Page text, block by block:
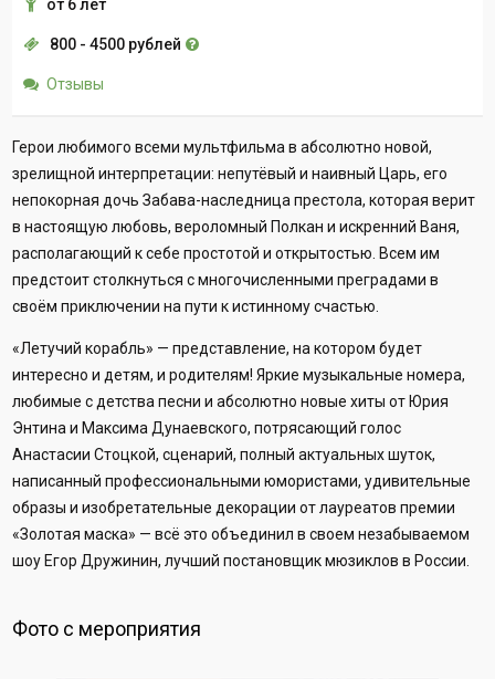
от 6 лет
800 - 4500 рублей
Отзывы
Герои любимого всеми мультфильма в абсолютно новой,
зрелищной интерпретации: непутёвый и наивный Царь, его
непокорная дочь Забава-наследница престола, которая верит
в настоящую любовь, вероломный Полкан и искренний Ваня,
располагающий к себе простотой и открытостью. Всем им
предстоит столкнуться с многочисленными преградами в
своём приключении на пути к истинному счастью.
«Летучий корабль» — представление, на котором будет
интересно и детям, и родителям! Яркие музыкальные номера,
любимые с детства песни и абсолютно новые хиты от Юрия
Энтина и Максима Дунаевского, потрясающий голос
Анастасии Стоцкой, сценарий, полный актуальных шуток,
написанный профессиональными юмористами, удивительные
образы и изобретательные декорации от лауреатов премии
«Золотая маска» — всё это объединил в своем незабываемом
шоу Егор Дружинин, лучший постановщик мюзиклов в России.
Фото с мероприятия